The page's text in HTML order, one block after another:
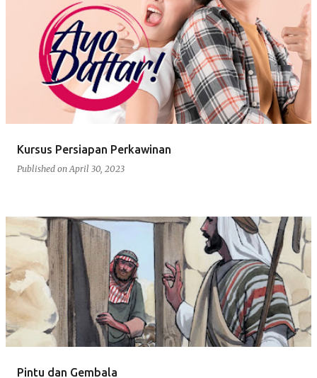
Kursus Persiapan Perkawinan
Published onApril 30, 2023
Pintu dan Gembala